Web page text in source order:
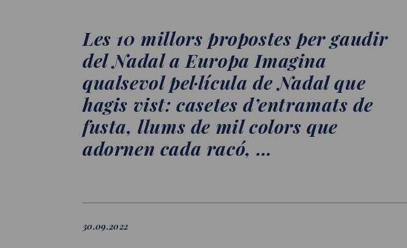
Les 10 millors propostes per gaudir
del Nadal a Europa Imagina
qualsevol pel·lícula de Nadal que
hagis vist: casetes d’entramats de
fusta, llums de mil colors que
adornen cada racó, …
30.09.2022